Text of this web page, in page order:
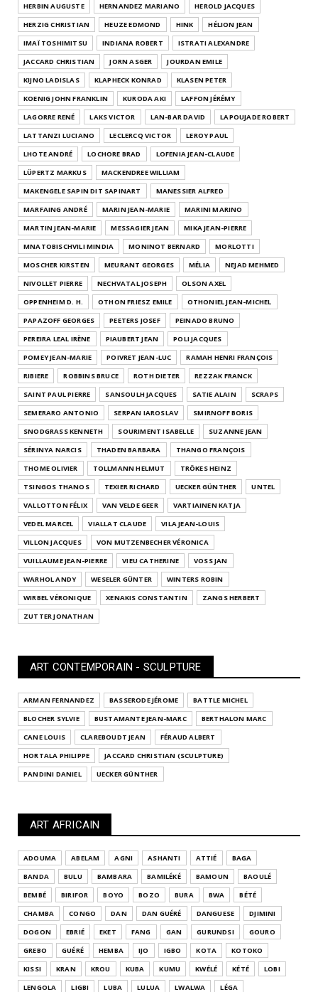
HERBIN AUGUSTE
HERNANDEZ MARIANO
HEROLD JACQUES
HERZIG CHRISTIAN
HEUZE EDMOND HINK
HÉLION JEAN
IMAÏ TOSHIMITSU
INDIANA ROBERT
ISTRATI ALEXANDRE
JACCARD CHRISTIAN
JORN ASGER
JOURDAN EMILE
KIJNO LADISLAS
KLAPHECK KONRAD
KLASEN PETER
KOENIG JOHN FRANKLIN
KURODA AKI
LAFFON JÉRÉMY
LAGORRE RENÉ
LAKS VICTOR LAN-BAR DAVID
LAPOUJADE ROBERT
LATTANZI LUCIANO
LECLERCQ VICTOR
LEROY PAUL
LHOTE ANDRÉ
LOCHORE BRAD
LOFENIA JEAN-CLAUDE
LÜPERTZ MARKUS
MACKENDREE WILLIAM
MAKENGELE SAPIN DIT SAPINART
MANESSIER ALFRED
MARFAING ANDRÉ
MARIN JEAN-MARIE
MARINI MARINO
MARTIN JEAN-MARIE
MESSAGIER JEAN
MIKA JEAN-PIERRE
MNATOBISCHVILI MINDIA
MONINOT BERNARD
MORLOTTI
MOSCHER KIRSTEN
MEURANT GEORGES MÉLIA
NEJAD MEHMED
NIVOLLET PIERRE
NECHVATAL JOSEPH
OLSON AXEL
OPPENHEIM D. H.
OTHON FRIESZ EMILE
OTHONIEL JEAN-MICHEL
PAPAZOFF GEORGES
PEETERS JOSEF
PEINADO BRUNO
PEREIRA LEAL IRÈNE
PIAUBERT JEAN
POLI JACQUES
POMEY JEAN-MARIE
POIVRET JEAN-LUC
RAMAH HENRI FRANÇOIS
RIBIERE
ROBBINS BRUCE ROTH DIETER
REZZAK FRANCK
SAINT PAUL PIERRE
SANSOULH JACQUES SATIE ALAIN
SCRAPS
SEMERARO ANTONIO
SERPAN IAROSLAV
SMIRNOFF BORIS
SNODGRASS KENNETH
SOURIMENT ISABELLE
SUZANNE JEAN
SÉRINYA NARCIS
THADEN BARBARA
THANGO FRANÇOIS
THOME OLIVIER
TOLLMANN HELMUT
TRÖKES HEINZ
TSINGOS THANOS
TEXIER RICHARD UECKER GÜNTHER
UNTEL
VALLOTTON FÉLIX
VAN VELDE GEER
VARTIAINEN KATJA
VEDEL MARCEL
VIALLAT CLAUDE
VILA JEAN-LOUIS
VILLON JACQUES
VON MUTZENBECHER VÉRONICA
VUILLAUME JEAN-PIERRE
VIEU CATHERINE
VOSS JAN
WARHOL ANDY
WESELER GÜNTER
WINTERS ROBIN
WIRBEL VÉRONIQUE
XENAKIS CONSTANTIN
ZANGS HERBERT
ZUTTER JONATHAN
ART CONTEMPORAIN - SCULPTURE
ARMAN FERNANDEZ BASSERODE JÉROME
BATTLE MICHEL
BLOCHER SYLVIE
BUSTAMANTE JEAN-MARC
BERTHALON MARC
CANE LOUIS
CLAREBOUDT JEAN
FÉRAUD ALBERT
HORTALA PHILIPPE
JACCARD CHRISTIAN (SCULPTURE)
PANDINI DANIEL
UECKER GÜNTHER
ART AFRICAIN
ADOUMA ABELAM AGNI ASHANTI ATTIÉ
BAGA
BANDA
BULU BAMBARA BAMILÉKÉ BAMOUN
BAOULÉ
BEMBÉ
BIRIFOR BOYO BOZO BURA BWA
BÉTÉ
CHAMBA
CONGO DAN DAN GUÉRÉ DANGUESE
DJIMINI
DOGON
EBRIÉ EKET FANG GAN GURUNDSI
GOURO
GREBO
GUÉRÉ HEMBA IJO IGBO KOTA
KOTOKO
KISSI
KRAN KROU KUBA KUMU KWÉLÉ KÉTÉ
LOBI
LENGOLA
LIGBI LUBA LULUA LWALWA LÉGA